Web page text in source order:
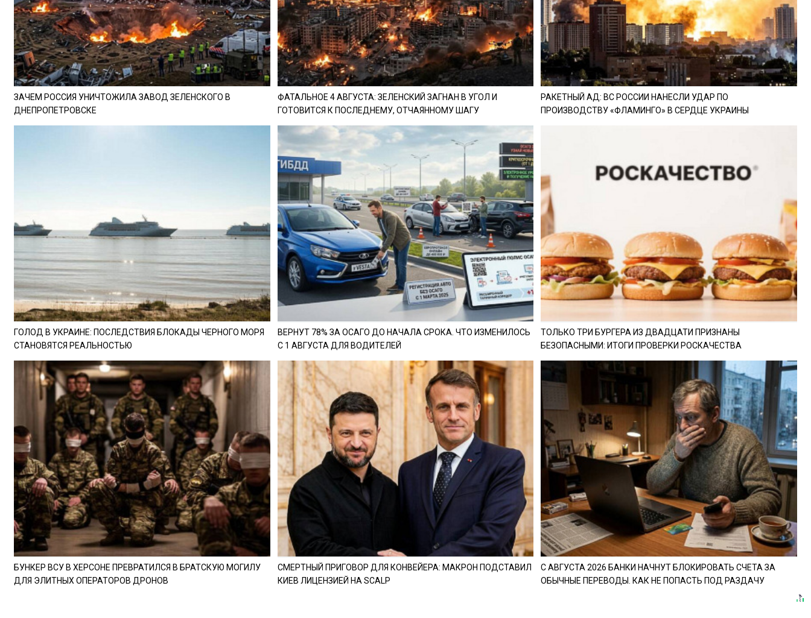
ЗАЧЕМ РОССИЯ УНИЧТОЖИЛА ЗАВОД ЗЕЛЕНСКОГО В
ДНЕПРОПЕТРОВСКЕ
ФАТАЛЬНОЕ 4 АВГУСТА: ЗЕЛЕНСКИЙ ЗАГНАН В УГОЛ И
ГОТОВИТСЯ К ПОСЛЕДНЕМУ, ОТЧАЯННОМУ ШАГУ
РАКЕТНЫЙ АД: ВС РОССИИ НАНЕСЛИ УДАР ПО
ПРОИЗВОДСТВУ «ФЛАМИНГО» В СЕРДЦЕ УКРАИНЫ
ГОЛОД В УКРАИНЕ: ПОСЛЕДСТВИЯ БЛОКАДЫ ЧЕРНОГО МОРЯ
СТАНОВЯТСЯ РЕАЛЬНОСТЬЮ
ВЕРНУТ 78% ЗА ОСАГО ДО НАЧАЛА СРОКА. ЧТО ИЗМЕНИЛОСЬ
С 1 АВГУСТА ДЛЯ ВОДИТЕЛЕЙ
ТОЛЬКО ТРИ БУРГЕРА ИЗ ДВАДЦАТИ ПРИЗНАНЫ
БЕЗОПАСНЫМИ: ИТОГИ ПРОВЕРКИ РОСКАЧЕСТВА
БУНКЕР ВСУ В ХЕРСОНЕ ПРЕВРАТИЛСЯ В БРАТСКУЮ МОГИЛУ
ДЛЯ ЭЛИТНЫХ ОПЕРАТОРОВ ДРОНОВ
СМЕРТНЫЙ ПРИГОВОР ДЛЯ КОНВЕЙЕРА: МАКРОН ПОДСТАВИЛ
КИЕВ ЛИЦЕНЗИЕЙ НА SCALP
С АВГУСТА 2026 БАНКИ НАЧНУТ БЛОКИРОВАТЬ СЧЕТА ЗА
ОБЫЧНЫЕ ПЕРЕВОДЫ. КАК НЕ ПОПАСТЬ ПОД РАЗДАЧУ